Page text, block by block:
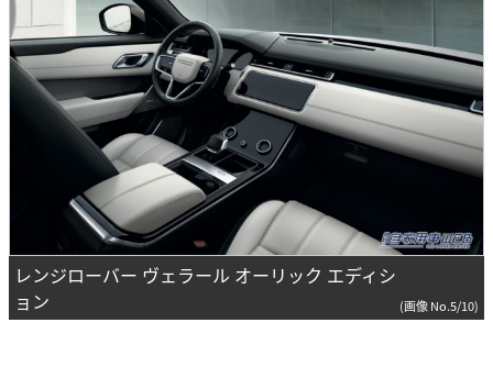
レンジローバー ヴェラール オーリック エディシ
ョン
(画像 No.5/10)